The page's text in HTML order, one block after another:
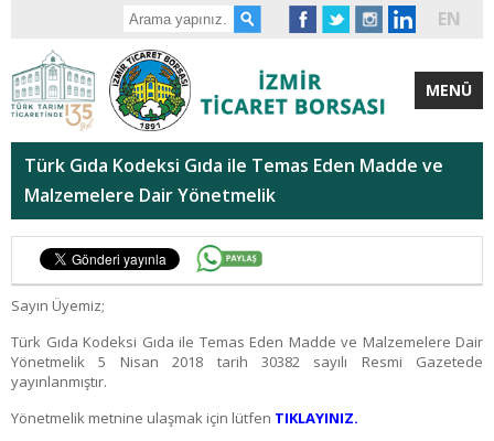
EN
MENÜ
Türk Gıda Kodeksi Gıda ile Temas Eden Madde ve
Malzemelere Dair Yönetmelik
Sayın Üyemiz;
Türk Gıda Kodeksi Gıda ile Temas Eden Madde ve Malzemelere Dair
Yönetmelik 5 Nisan 2018 tarih 30382 sayılı Resmi Gazetede
yayınlanmıştır.
Yönetmelik metnine ulaşmak için lütfen TIKLAYINIZ.